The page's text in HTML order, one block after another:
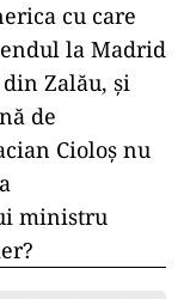
cu care
la Madrid
Zalău, și
de
Cioloș nu
ministru